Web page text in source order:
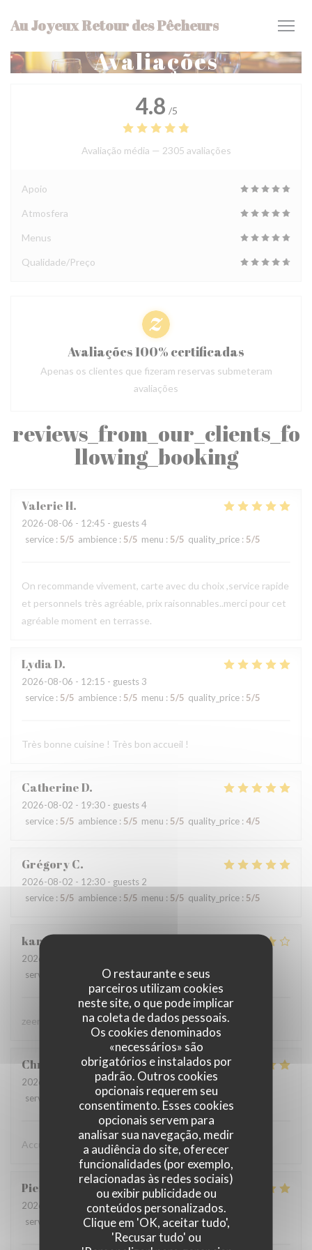
O restaurante e seus
parceiros utilizam cookies
neste site, o que pode implicar
na coleta de dados pessoais.
Os cookies denominados
«necessários» são
obrigatórios e instalados por
padrão. Outros cookies
opcionais requerem seu
consentimento. Esses cookies
opcionais servem para
analisar sua navegação, medir
a audiência do site, oferecer
funcionalidades (por exemplo,
relacionadas às redes sociais)
ou exibir publicidade ou
conteúdos personalizados.
Clique em 'OK, aceitar tudo',
'Recusar tudo' ou
Au Joyeux Retour des Pêcheurs
Avaliações
reviews_from_our_clients_fo
llowing_booking
ValerieH
2026-08-06 - 12:45 - guests 4
service : 5/5 ambience : 5/5 menu : 5/5 quality_price : 5/5
On recommande vivement, carte avec du choix ,service rapide
et personnels très agréable, prix raisonnables..merci pour cet
agréable moment en terrasse.
LydiaD
2026-08-06 - 12:15 - guests 3
service : 5/5 ambience : 5/5 menu : 5/5 quality_price : 5/5
Très bonne cuisine ! Très bon accueil !
CatherineD
2026-08-02 - 19:30 - guests 4
service :5/5 ambience : 5/5 menu : 5/5 quality_price : 4/5
GrégoryC
2026-08-02 - 12:30 - guests 2
service : 5/5 ambience : 5/5 menu : 5/5 quality_price : 5/5
karolien
2026-07-31
service
ambience:4/5 menu: 4/5 quality_price
zeer lekker gegeten, zeer vriendelijke bediening
Christine D
2026-08-02
- 19:15 - guests 2
service
ambience: 5/5 menu: 5/5 quality_price
Accueil chaleureux , professionnel
Pierre
2026-07-31
- 19:30 - guests 8
service
ambience :5/5 menu:5/5 quality_price
4.8 /5
Avaliação média — 2305 avaliações
Apoio
Atmosfera
Menus
Qualidade/Preço
Avaliações 100% certificadas
Apenas os clientes que fizeram reservas submeteram
avaliações